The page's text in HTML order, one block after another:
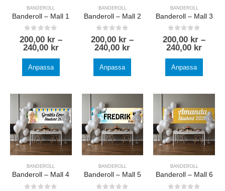
BANDEROLL
Banderoll – Mall 1
0out of 5
200,00 kr –
240,00 kr
Anpassa
BANDEROLL
Banderoll – Mall 2
0out of 5
200,00 kr –
240,00 kr
Anpassa
BANDEROLL
Banderoll – Mall 3
0out of 5
200,00 kr –
240,00 kr
Anpassa
BANDEROLL
Banderoll – Mall 4
BANDEROLL
Banderoll – Mall 5
BANDEROLL
Banderoll – Mall 6